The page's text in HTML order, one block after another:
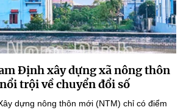
Định xây dựng xã nông thôn
trội về chuyển đổi số
dựng nông thôn mới (NTM) chỉ có điểm